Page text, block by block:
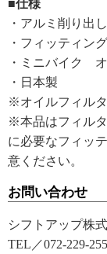
■仕様
・アルミ削り出
・フィッティン
・ミニバイク
・日本製
※オイルフィル
※本品はフィル
に必要なフィッ
意ください。
お問い合わせ
シフトアップ株
TEL／072-229-